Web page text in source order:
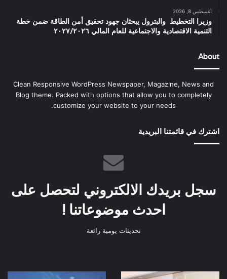
أغسطس 8, 2026
وزيرا التخطيط والبترول يبحثان جهود تحقيق أمن الطاقة ضمن خطة
التنمية الاقتصادية والاجتماعية للعام المالي ٢٠٢٧/٢٠٢٦
About
Clean Responsive WordPress Newspaper, Magazine, News and
Blog theme. Packed with options that allow you to completely
customize your website to your needs.
اشترك في قائمتنا البريدية
سجل بريدك الالكتروني لتحصل على
احدث موضوعاتنا !
تحديثات يومية رائعة